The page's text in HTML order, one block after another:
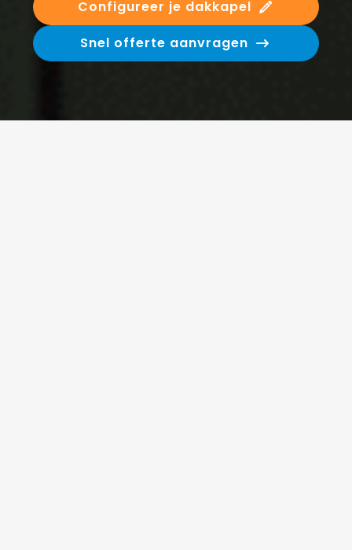
Configureer je dakkapel
Snel offerte aanvragen